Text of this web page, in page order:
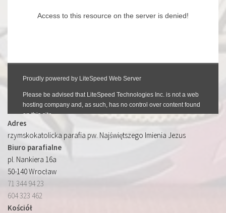
Adres
rzymskokatolicka parafia pw. Najświętszego Imienia Jezus
Biuro parafialne
pl. Nankiera 16a
50-140 Wrocław
71 344 94 23
604 323 462
Kościół